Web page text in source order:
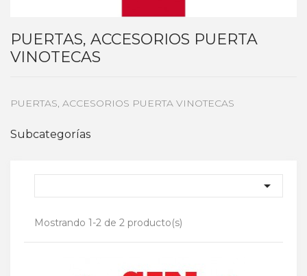
PUERTAS, ACCESORIOS PUERTA
VINOTECAS
PUERTAS, ACCESORIOS PUERTA VINOTECAS
Subcategorías

Mostrando 1-2 de 2 producto(s)